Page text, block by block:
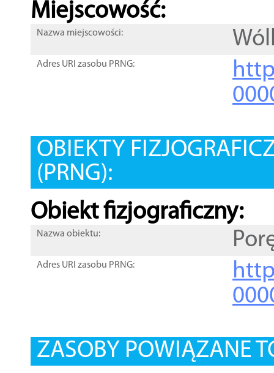
Miejscowość:
Nazwa miejscowości:
Adres URI zasobu PRNG:
OBIEKTY
(PRNG):
Obiekt fizjograficzny:
Nazwa obiektu:
Adres URI zasobu PRNG:
ZASOBY POWIĄZANE